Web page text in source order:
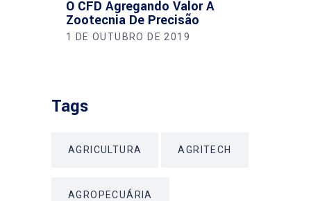
O CFD Agregando Valor A
Zootecnia De Precisão
1 DE OUTUBRO DE 2019
Tags
AGRICULTURA AGRITECH
AGROPECUÁRIA